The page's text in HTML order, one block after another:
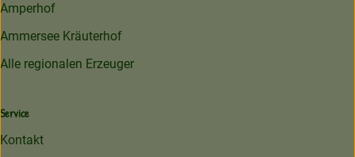
Amperhof
Ammersee Kräuterhof
Alle regionalen Erzeuger
Service
Kontakt